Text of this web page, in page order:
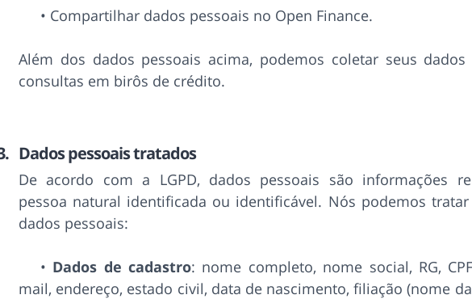
Compartilhar dados pessoais no Open Finance.
Além dos dados pessoais acima, podemos coletar seus dados
consultas em birôs de crédito.
Dados pessoais tratados
De acordo com a LGPD, dados pessoais são informações
pessoa natural identificada ou identificável. Nós podemos
dados pessoais:
Dados de cadastro: nome completo, nome social, RG,
mail, endereço, estado civil, data de nascimento, filiação (nome